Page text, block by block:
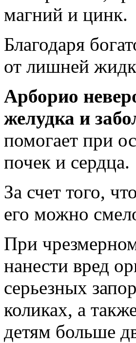
магний и цинк.
Благодаря
от лишней
Арборио
желудка и
помогает при
почек и сердца.
За счет того,
его можно
При
нанести вред
серьезных
коликах, а
детям больше